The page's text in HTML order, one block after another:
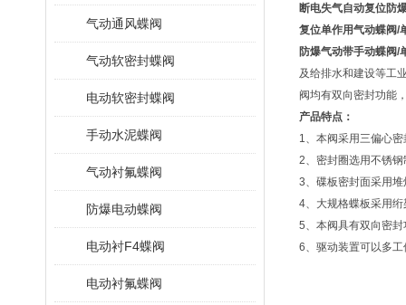
气动通风蝶阀
气动软密封蝶阀
电动软密封蝶阀
手动水泥蝶阀
气动衬氟蝶阀
防爆电动蝶阀
电动衬F4蝶阀
电动衬氟蝶阀
断电失气自动复位防
复位单作用气动蝶阀/
防爆气动带手动蝶阀/
及给排水和建设等工
阀均有双向密封功能
产品特点：
1、本阀采用三偏心
2、密封圈选用不锈
3、碟板密封面采用
4、大规格蝶板采用
5、本阀具有双向密
6、驱动装置可以多